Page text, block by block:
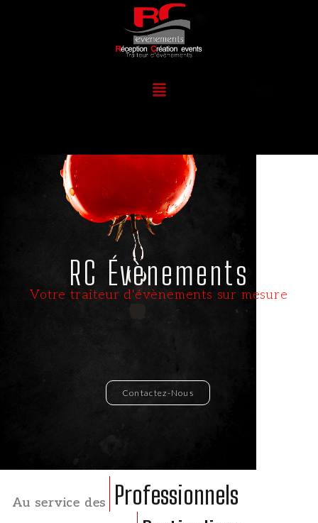
Menu
RC Évènements
Votre traiteur d'évènements sur mesure
Contactez-Nous
Au service des
Professionnels